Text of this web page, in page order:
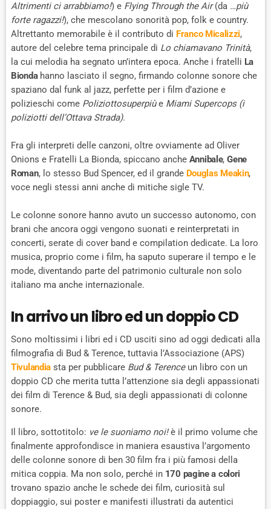
Altrimenti ci arrabbiamo!) e Flying Through the Air(da …più
forte ragazzi!), che mescolano sonorità pop, folk e country.
Altrettanto memorabile è il contributo di Franco Micalizzi,
autore del celebre tema principale di Lo chiamavano Trinità,
la cui melodia ha segnato un’intera epoca. Anche i fratelli La
Biondahanno lasciato il segno, firmando colonne sonore che
spaziano dal funk al jazz, perfette per i film d’azione e
polizieschi come Poliziottosuperpiùe Miami Supercops (i
poliziotti dell’Ottava Strada).
Fra gli interpreti delle canzoni, oltre ovviamente ad Oliver
Onions e Fratelli La Bionda, spiccano anche Annibale,Gene
Roman, lo stesso Bud Spencer, ed il grande Douglas Meakin,
voce negli stessi anni anche di mitiche sigle TV.
Le colonne sonore hanno avuto un successo autonomo, con
brani che ancora oggi vengono suonati e reinterpretati in
concerti, serate di cover band e compilation dedicate. La loro
musica, proprio come i film, ha saputo superare il tempo e le
mode, diventando parte del patrimonio culturale non solo
italiano ma anche internazionale.
In arrivo un libro ed un doppio CD
Sono moltissimi i libri ed i CD usciti sino ad oggi dedicati alla
filmografia di Bud & Terence, tuttavia l’Associazione (APS)
Tivulandia sta per pubblicare Bud & Terenceun libro con un
doppio CD che merita tutta l’attenzione sia degli appassionati
dei film di Terence & Bud, sia degli appassionati di colonne
sonore.
Il libro, sottotitolo: ve le suoniamo noi!è il primo volume che
finalmente approfondisce in maniera esaustiva l’argomento
delle colonne sonore di ben 30 film fra i più famosi della
mitica coppia. Ma non solo, perché in 170 pagine a colori
trovano spazio anche le schede dei film, curiosità sul
doppiaggio, sui poster e manifesti illustrati da autentici